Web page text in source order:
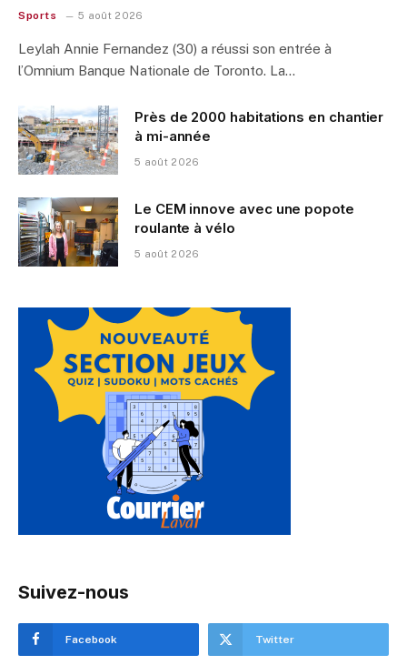
Sports 5 août 2026
Leylah Annie Fernandez (30) a réussi son entrée à
l’Omnium Banque Nationale de Toronto. La…
Près de 2000 habitations en chantier
à mi-année
5 août 2026
Le CEM innove avec une popote
roulante à vélo
5 août 2026
Suivez-nous
Facebook Twitter